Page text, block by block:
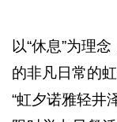
以“休息”为理
的非凡日常的虹
“虹夕诺雅轻井